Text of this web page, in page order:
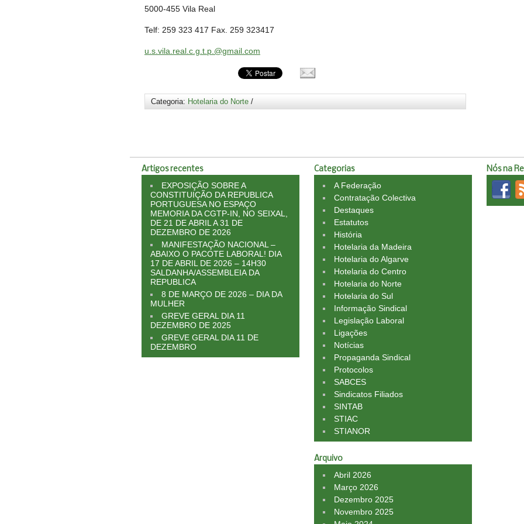
5000-455 Vila Real
Telf: 259 323 417 Fax. 259 323417
u.s.vila.real.c.g.t.p.@gmail.com
Categoria: Hotelaria do Norte /
Artigos recentes
EXPOSIÇÃO SOBRE A
CONSTITUIÇÃO DA REPUBLICA
PORTUGUESA NO ESPAÇO
MEMORIA DA CGTP-IN, NO SEIXAL,
DE 21 DE ABRIL A 31 DE
DEZEMBRO DE 2026
MANIFESTAÇÃO NACIONAL –
ABAIXO O PACOTE LABORAL! DIA
17 DE ABRIL DE 2026 – 14H30
SALDANHA/ASSEMBLEIA DA
REPUBLICA
8 DE MARÇO DE 2026 – DIA DA
MULHER
GREVE GERAL DIA 11
DEZEMBRO DE 2025
GREVE GERAL DIA 11 DE
DEZEMBRO
Nós na
Categorias
A Federação
Contratação Colectiva
Destaques
Estatutos
História
Hotelaria da Madeira
Hotelaria do Algarve
Hotelaria do Centro
Hotelaria do Norte
Hotelaria do Sul
Informação Sindical
Legislação Laboral
Ligações
Notícias
Propaganda Sindical
Protocolos
SABCES
Sindicatos Filiados
SINTAB
STIAC
STIANOR
Arquivo
Abril 2026
Março 2026
Dezembro 2025
Novembro 2025